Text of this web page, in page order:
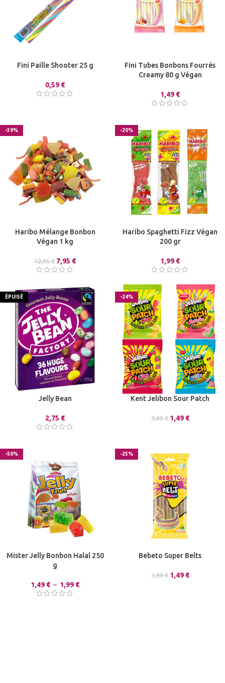
Fini Paille Shooter 25 g
0,59 €
Fini Tubes Bonbons Fourrés
Creamy 80 g Végan
1,49 €
-39%
Haribo Mélange Bonbon
Végan 1 kg
12,95€ 7,95 €
-20%
Haribo Spaghetti Fizz Végan
200 gr
1,99 €
ÉPUISÉ
Jelly Bean
2,75 €
-24%
Kent Jelibon Sour Patch
1,95€ 1,49 €
-50%
Mister Jelly Bonbon Halal 250
g
1,49 € – 1,99 €
-25%
Bebeto Super Belts
1,99€ 1,49 €